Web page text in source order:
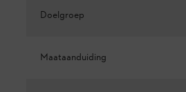
Doelgroep
Maataanduiding